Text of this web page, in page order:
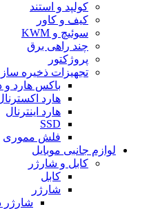
کولپد و استند
کیف و کاور
سوئیچ و KWM
چند راهی برق
پروژکتور
تجهیزات ذخیره
باکس هارد و
هارد
هارد اینترنال
SSD
فلش مموری
لوازم جانبی موبایل
کابل و شارژر
کابل
شارژر
شارژر